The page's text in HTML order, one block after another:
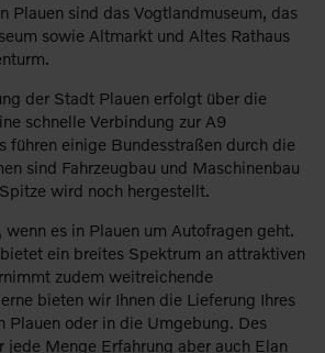
Plauen sind das Vogtlandmuseum, das
sowie Altmarkt und Altes Rathaus
der Stadt Plauen erfolgt über die
schnelle Verbindung zur A9
führen einige Bundesstraßen durch die
sind Fahrzeugbau und Maschinenbau
wird noch hergestellt.
es in Plauen um Autofragen geht.
ein breites Spektrum an attraktiven
zudem weitreichende
bieten wir Ihnen die Lieferung Ihres
Plauen oder in die Umgebung. Des
jede Menge Erfahrung aber auch Elan